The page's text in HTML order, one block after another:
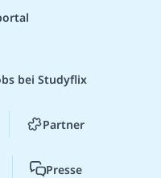
bei Studyflix
Partner
Presse